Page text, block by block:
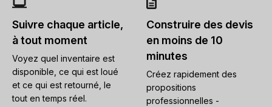
Suivre chaque article,
à tout moment
Voyez quel inventaire est
disponible, ce qui est loué
et ce qui est retourné, le
tout en temps réel.
Construire des devis
en moins de 10
minutes
Créez rapidement des
propositions
professionnelles -